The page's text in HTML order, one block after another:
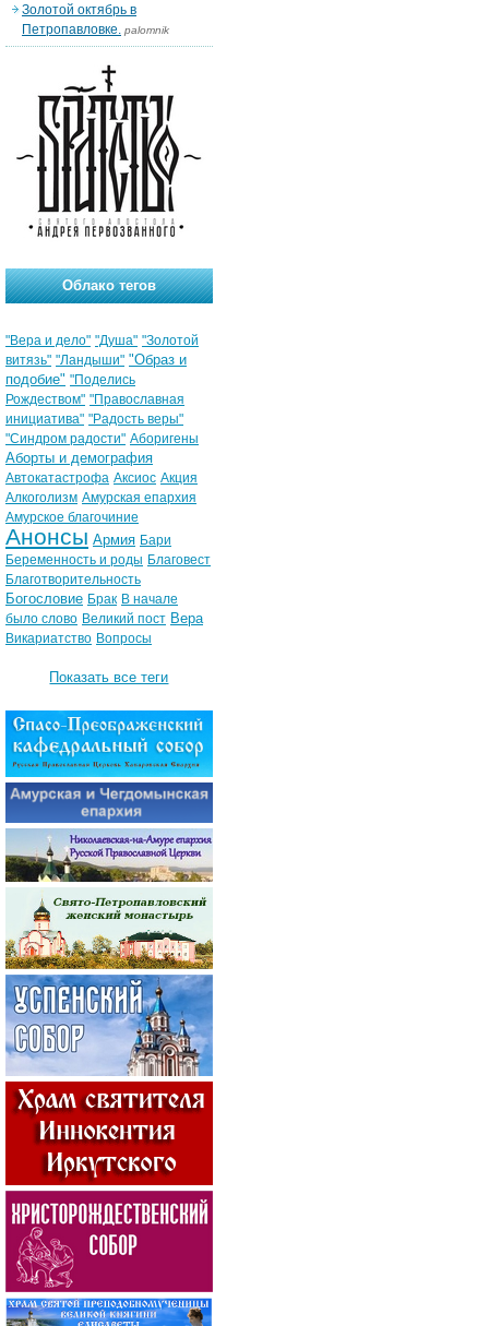
Золотой октябрь в
Петропавловке. palomnik
Облако тегов
"Вера и дело" "Душа" "Золотой
витязь" "Ландыши" "Образ и
подобие" "Поделись
Рождеством" "Православная
инициатива" "Радость веры"
"Синдром радости" Аборигены
Аборты и демография
Автокатастрофа Аксиос Акция
Алкоголизм Амурская епархия
Амурское благочиние
Анонсы Армия Бари
Беременность и роды Благовест
Благотворительность
Богословие Брак В начале
было слово Великий пост Вера
Викариатство Вопросы
Показать все теги